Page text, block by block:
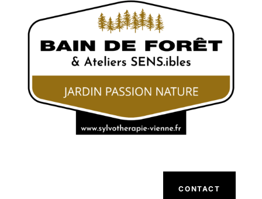
CONTACT